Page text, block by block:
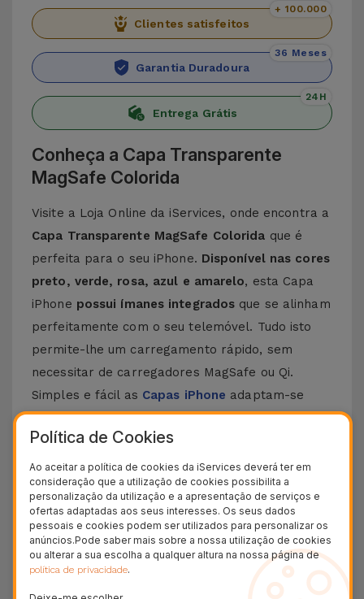
Clientes satisfeitos
+ 100.000
Garantia Duradoura
36 Meses
Entrega Grátis
24H
Conheça a Capa Transparente
MagSafe Colorida
Visite a Loja Online da iServices, onde encontra a
Capa Transparente MagSafe Colorida que é
perfeita para o seu iPhone. Disponível nas cores
preto, verde, rosa, azul e amarelo, esta Capa
iPhone possui ímanes integrados que se alinham
perfeitamente com o seu telemóvel. Tudo isto
permite-lhe um carregamento rápido, sem
necessitar de carregadores MagSafe ou Qi.
Simples e fácil as Capas iPhone adaptam-se
perfeitamente ao seu dia a dia.Escolha a sua
preferida e adicione estilo e bom gosto ao seu
smartphone. Esta Capa para iPhone com
MagSafe é compatível com vários modelos da
Apple, desde oiPhone 12até aoiPhone 15 Pro
Max, sem esquecer os novosiPhone 16ou
iPhone 17.
Como tirar o amarelado da capa
Política de Cookies
Ao aceitar a política de cookies da iServices deverá ter em
consideração que a utilização de cookies possibilita a
personalização da utilização e a apresentação de serviços e
ofertas adaptadas aos seus interesses. Os seus dados
pessoais e cookies podem ser utilizados para personalizar os
anúncios.Pode saber mais sobre a nossa utilização de cookies
ou alterar a sua escolha a qualquer altura na nossa página de
política de privacidade.